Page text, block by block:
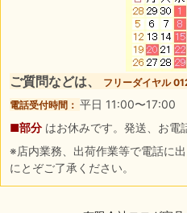
ご質問などは、
フリーダイヤル
電話受付時間： 平日 11:00〜17:00
■部分 はお休みです。発送、お電
※店内業務、出荷作業等で電話に
にとぞご了承ください。